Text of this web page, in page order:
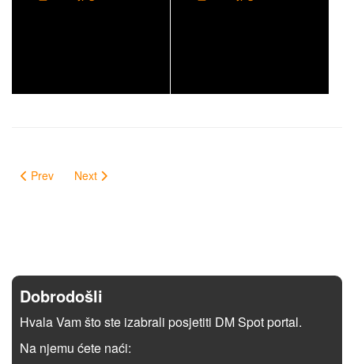
Prev Next
Dobrodošli
Hvala Vam što ste izabrali posjetiti DM Spot portal.
Na njemu ćete naći: